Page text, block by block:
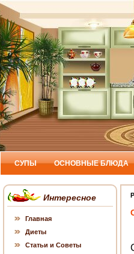
СУПЫ ОСНОВНЫЕ БЛЮДА
Интересное
Главная
Диеты
Статьи и Советы